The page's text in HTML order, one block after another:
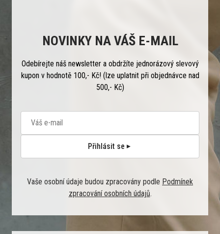
NOVINKY NA VÁŠ E-MAIL
Odebírejte náš newsletter a obdržíte jednorázový slevový
kupon v hodnotě 100,- Kč! (lze uplatnit při objednávce nad
500,- Kč)
Přihlásit se
Vaše osobní údaje budou zpracovány podle Podmínek
zpracování osobních údajů.